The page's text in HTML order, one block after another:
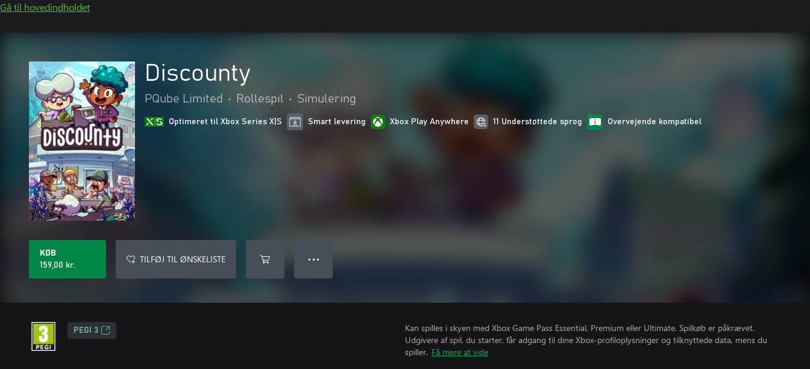
Gå til hovedindholdet
Discounty
PQube Limited • Rollespil • Simulering
Optimeret til Xbox Series X|S Smart levering Xbox Play Anywhere 11 Understøttede sprog Overvejende kompatibel
KØB
159,00 kr.
TILFØJ TIL ØNSKELISTE ● ● ●
PEGI 3
Kan spilles i skyen med Xbox Game Pass Essential, Premium eller Ultimate. Spilkøb er påkrævet.
Udgivere af spil, du starter, får adgang til dine Xbox-profiloplysninger og tilknyttede data, mens du
spiller. Få mere at vide